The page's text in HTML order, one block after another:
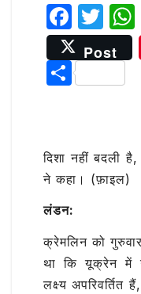
F
a
c
e
o
o
k
T
w
it
te
Post
S
e
दिशा नहीं बदली
ने कहा। (फ़ाइल)
लंडन:
क्रेमलिन को
था कि यूक्रेन में
लक्ष्य